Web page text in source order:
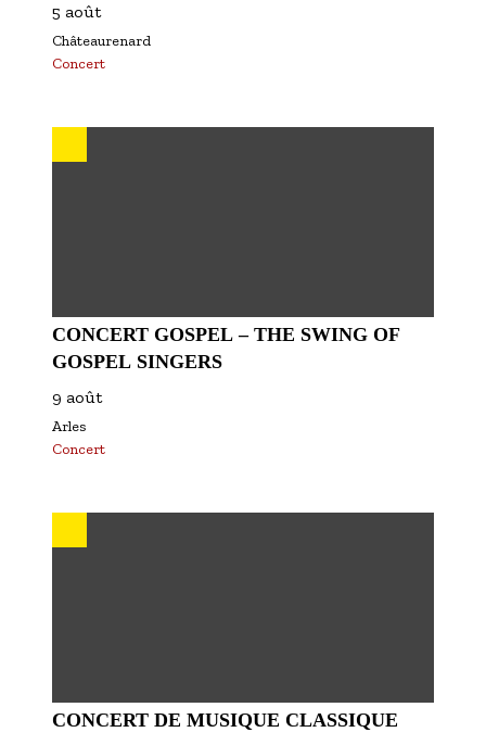
5 août
Châteaurenard
Concert
CONCERT GOSPEL – THE SWING OF
GOSPEL SINGERS
9 août
Arles
Concert
CONCERT DE MUSIQUE CLASSIQUE